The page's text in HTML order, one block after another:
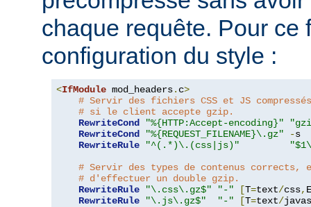
chaque requête. Pour ce
configuration du style :
<IfModule mod_headers. c>
# Servir des fichiers CSS et JS
# si le client accepte gzip.
RewriteCond
"%{HTTP:Accept-encoding}"
RewriteCond
"%{REQUEST_FILENAME}\.gz" -s
RewriteRule
"^(.*)\.(css|js)"
# Servir des types de contenus corrects,
# d'effectuer un double gzip.
RewriteRule
"\.css\.gz$" "-" [T=text/css, E
RewriteRule
"\.js\.gz$" "-" [T=text/